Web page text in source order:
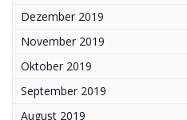
Dezember 2019
November 2019
Oktober 2019
September 2019
August 2019